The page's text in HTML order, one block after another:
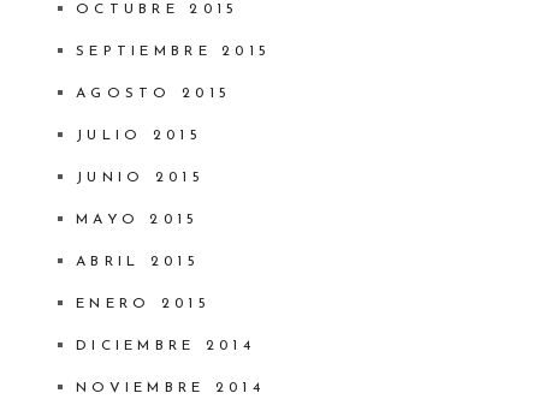
OCTUBRE 2015
SEPTIEMBRE 2015
AGOSTO 2015
JULIO 2015
JUNIO 2015
MAYO 2015
ABRIL 2015
ENERO 2015
DICIEMBRE 2014
NOVIEMBRE 2014